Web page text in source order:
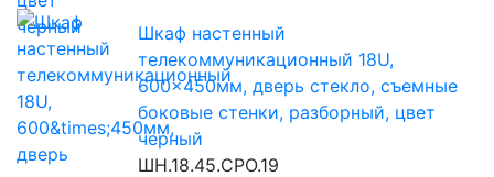
Шкаф настенный
телекоммуникационный 18U,
600×450мм, дверь стекло, съемные
боковые стенки, разборный, цвет
черный
ШН.18.45.СРО.19